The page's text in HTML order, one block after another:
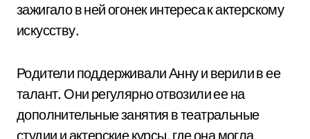
зажигало в ней огонек интереса к актерскому
искусству.
Родители поддерживали Анну и верили в ее
талант. Они регулярно отвозили ее на
дополнительные занятия в театральные
студии и актерские курсы, где она могла